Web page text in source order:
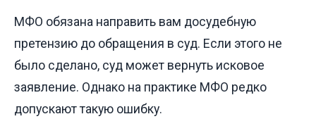
МФО обязана направить вам досудебную
претензию до обращения в суд. Если этого не
было сделано, суд может вернуть исковое
заявление. Однако на практике МФО редко
допускают такую ошибку.